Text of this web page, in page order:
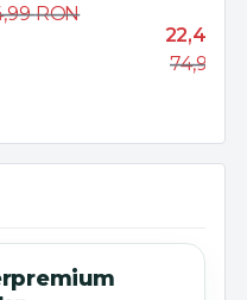
RON
22,48
74,99